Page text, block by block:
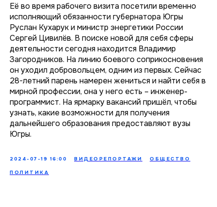
Её во время рабочего визита посетили временно
исполняющий обязанности губернатора Югры
Руслан Кухарук и министр энергетики России
Сергей Цивилёв. В поиске новой для себя сферы
деятельности сегодня находится Владимир
Загородников. На линию боевого соприкосновения
он уходил добровольцем, одним из первых. Сейчас
28-летний парень намерен жениться и найти себя в
мирной профессии, она у него есть – инженер-
программист. На ярмарку вакансий пришёл, чтобы
узнать, какие возможности для получения
дальнейшего образования предоставляют вузы
Югры.
2024-07-19 16:00 ВИДЕОРЕПОРТАЖИ ОБЩЕСТВО
ПОЛИТИКА